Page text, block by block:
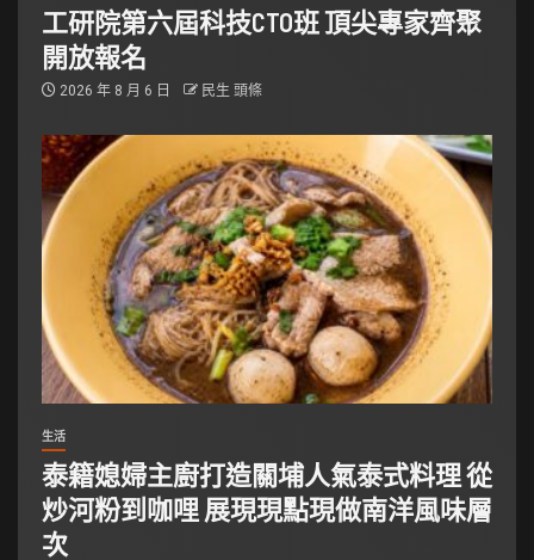
工研院第六屆科技CTO班 頂尖專家齊聚
開放報名
2026 年 8 月 6 日 民生 頭條
生活
泰籍媳婦主廚打造關埔人氣泰式料理 從
炒河粉到咖哩 展現現點現做南洋風味層
次